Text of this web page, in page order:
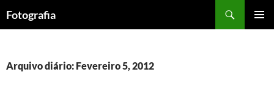
para
Fotografia
Arquivo diário: Fevereiro 5, 2012